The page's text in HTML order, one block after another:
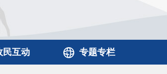
民互动 专题专栏